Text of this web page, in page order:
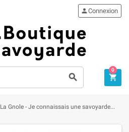

Connexion

0
La Gnole - Je connaissais une savoyarde...